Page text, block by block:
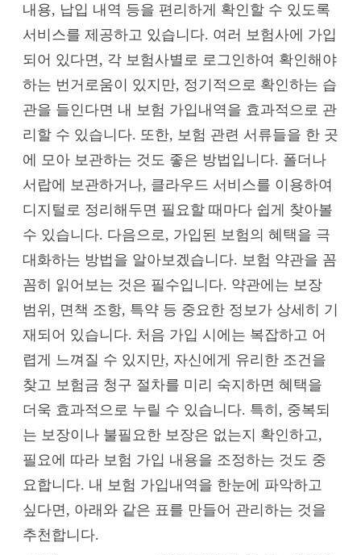
내용, 납입 내역 등을 편리하게 확인할 수 있도록
서비스를 제공하고 있습니다. 여러 보험사에 가입
되어 있다면, 각 보험사별로 로그인하여 확인해야
하는 번거로움이 있지만, 정기적으로 확인하는 습
관을 들인다면 내 보험 가입내역을 효과적으로 관
리할 수 있습니다. 또한, 보험 관련 서류들을 한 곳
에 모아 보관하는 것도 좋은 방법입니다. 폴더나
서랍에 보관하거나, 클라우드 서비스를 이용하여
디지털로 정리해두면 필요할 때마다 쉽게 찾아볼
수 있습니다. 다음으로, 가입된 보험의 혜택을 극
대화하는 방법을 알아보겠습니다. 보험 약관을 꼼
꼼히 읽어보는 것은 필수입니다. 약관에는 보장
범위, 면책 조항, 특약 등 중요한 정보가 상세히 기
재되어 있습니다. 처음 가입 시에는 복잡하고 어
렵게 느껴질 수 있지만, 자신에게 유리한 조건을
찾고 보험금 청구 절차를 미리 숙지하면 혜택을
더욱 효과적으로 누릴 수 있습니다. 특히, 중복되
는 보장이나 불필요한 보장은 없는지 확인하고,
필요에 따라 보험 가입 내용을 조정하는 것도 중
요합니다. 내 보험 가입내역을 한눈에 파악하고
싶다면, 아래와 같은 표를 만들어 관리하는 것을
추천합니다.